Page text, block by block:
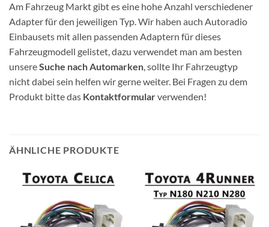
Am Fahrzeug Markt gibt es eine hohe Anzahl verschiedener
Adapter für den jeweiligen Typ. Wir haben auch Autoradio
Einbausets mit allen passenden Adaptern für dieses
Fahrzeugmodell gelistet, dazu verwendet man am besten
unsereSuche nach Automarken, sollte Ihr Fahrzeugtyp
nicht dabei sein helfen wir gerne weiter. Bei Fragen zu dem
Produkt bitte das Kontaktformularverwenden!
ÄHNLICHE PRODUKTE